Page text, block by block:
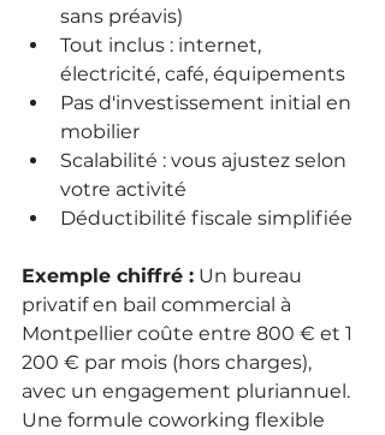
sans préavis)
Tout inclus : internet,
électricité, café, équipements
Pas d'investissement initial en
mobilier
Scalabilité : vous ajustez selon
votre activité
Déductibilité fiscale simplifiée
Exemple chiffré : Un bureau
privatif en bail commercial à
Montpellier coûte entre 800 € et 1
200 € par mois (hors charges),
avec un engagement pluriannuel.
Une formule coworking flexible